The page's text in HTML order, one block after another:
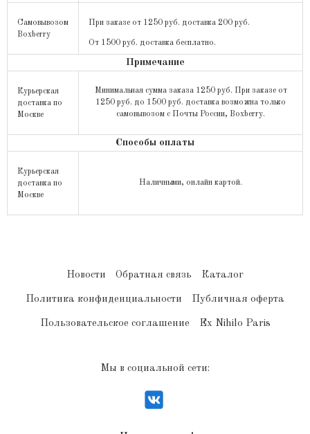
Самовывозом
Boxberry
При заказе от 1250 руб. доставка 200 руб.
От 1500 руб. доставка бесплатно.
Примечание
Курьерская
доставка по
Москве
Минимальная сумма заказа 1250 руб. При заказе от
1250 руб. до 1500 руб. доставка возможна только
самовывозом с Почты России, Boxberry.
Способы оплаты
Курьерская
доставка по
Москве
Наличными, онлайн картой.
Новости Обратная связь Каталог
Политика конфиденциальности Публичная оферта
Пользовательское соглашение Ex Nihilo Paris
Мы в социальной сети: